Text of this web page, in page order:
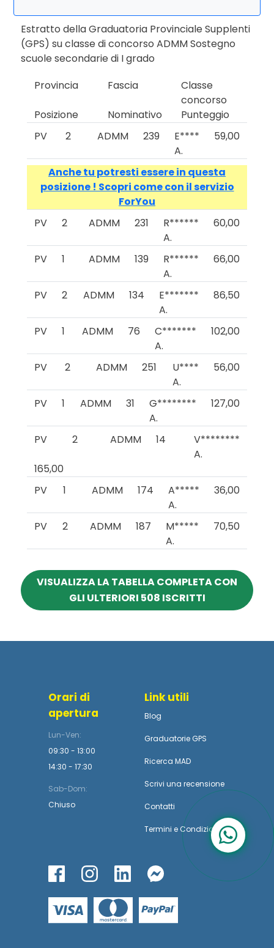
Estratto della Graduatoria Provinciale Supplenti
(GPS) su classe di concorso ADMM Sostegno
scuole secondarie di I grado
Provincia
Fascia
Classe
concorso
Posizione
Nominativo
Punteggio
PV
2 ADMM 239
E****
A.
59,00
Anche tu potresti essere in questa
posizione ! Scopri come con il servizio
ForYou
PV
2 ADMM 231
R******
A.
60,00
PV 1 ADMM 139
R******
A.
66,00
PV 2 ADMM 134
E*******
A.
86,50
PV 1 ADMM 76
C*******
A.
102,00
PV 2 ADMM 251
U****
A.
56,00
PV 1 ADMM 31
G********
A.
127,00
PV 2 ADMM 14
V********
A.
165,00
PV
1 ADMM 174
A*****
A.
36,00
PV 2 ADMM 187
M*****
A.
70,50
VISUALIZZA LA TABELLA COMPLETA CON
GLI ULTERIORI 508 ISCRITTI
Orari di
apertura
Lun-Ven:
09:30 - 13:00
14:30 - 17:30
Sab-Dom:
Chiuso
Link utili
Blog
Graduatorie GPS
Ricerca MAD
Scrivi una recensione
Contatti
Termini e Condizioni